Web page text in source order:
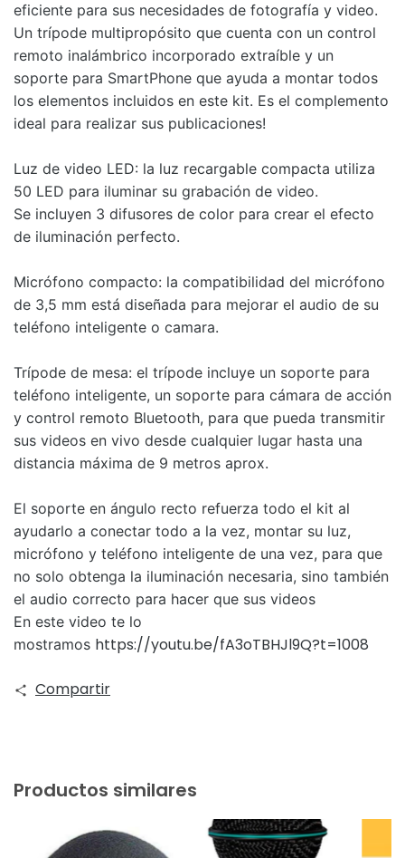
eficiente para sus necesidades de fotografía y video.
Un trípode multipropósito que cuenta con un control
remoto inalámbrico incorporado extraíble y un
soporte para SmartPhone que ayuda a montar todos
los elementos incluidos en este kit. Es el complemento
ideal para realizar sus publicaciones!
Luz de video LED: la luz recargable compacta utiliza
50 LED para iluminar su grabación de video.
Se incluyen 3 difusores de color para crear el efecto
de iluminación perfecto.
Micrófono compacto: la compatibilidad del micrófono
de 3,5 mm está diseñada para mejorar el audio de su
teléfono inteligente o camara.
Trípode de mesa: el trípode incluye un soporte para
teléfono inteligente, un soporte para cámara de acción
y control remoto Bluetooth, para que pueda transmitir
sus videos en vivo desde cualquier lugar hasta una
distancia máxima de 9 metros aprox.
El soporte en ángulo recto refuerza todo el kit al
ayudarlo a conectar todo a la vez, montar su luz,
micrófono y teléfono inteligente de una vez, para que
no solo obtenga la iluminación necesaria, sino también
el audio correcto para hacer que sus videos
En este video te lo
mostramos https://youtu.be/fA3oTBHJl9Q?t=1008
Compartir
Productos similares